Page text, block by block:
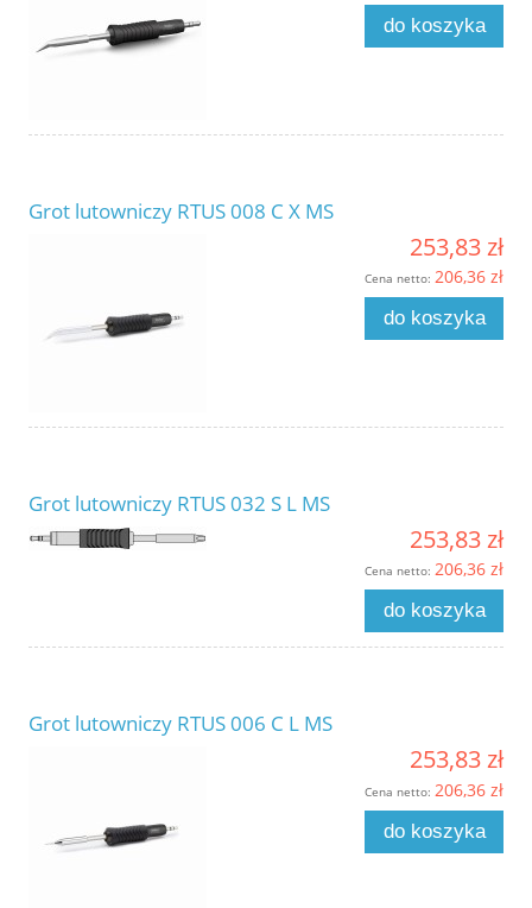
do koszyka
Grot lutowniczy RTUS 008 C X MS
253,83 zł
Cena netto: 206,36 zł
do koszyka
Grot lutowniczy RTUS 032 S L MS
253,83 zł
Cena netto: 206,36 zł
do koszyka
Grot lutowniczy RTUS 006 C L MS
253,83 zł
Cena netto: 206,36 zł
do koszyka